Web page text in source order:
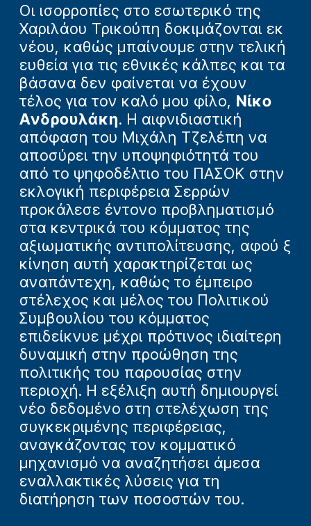
Οι ισορροπίες στο εσωτερικό της
Χαριλάου Τρικούπη δοκιμάζονται εκ
νέου, καθώς μπαίνουμε στην τελική
ευθεία για τις εθνικές κάλπες και τα
βάσανα δεν φαίνεται να έχουν
τέλος για τον καλό μου φίλο, Νίκο
Ανδρουλάκη. Η αιφνιδιαστική
απόφαση του Μιχάλη Τζελέπη να
αποσύρει την υποψηφιότητά του
από το ψηφοδέλτιο του ΠΑΣΟΚ στην
εκλογική περιφέρεια Σερρών
προκάλεσε έντονο προβληματισμό
στα κεντρικά του κόμματος της
αξιωματικής αντιπολίτευσης, αφού ξ
κίνηση αυτή χαρακτηρίζεται ως
αναπάντεχη, καθώς το έμπειρο
στέλεχος και μέλος του Πολιτικού
Συμβουλίου του κόμματος
επιδείκνυε μέχρι πρότινος ιδιαίτερη
δυναμική στην προώθηση της
πολιτικής του παρουσίας στην
περιοχή. Η εξέλιξη αυτή δημιουργεί
νέο δεδομένο στη στελέχωση της
συγκεκριμένης περιφέρειας,
αναγκάζοντας τον κομματικό
μηχανισμό να αναζητήσει άμεσα
εναλλακτικές λύσεις για τη
διατήρηση των ποσοστών του.